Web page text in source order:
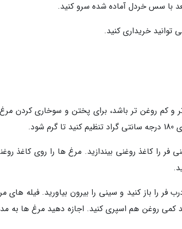
با سس خردل آماده شده سرو کنید.
خریداری کنید.
و کم روغن تر باشد، برای پختن و سوخاری کردن
را کاغذ روغنی بیندازید. مرغ ها را روی کاغذ
در طبقه بالای فر بگذارید. 8 دقیقه بعد، درب فر را باز کنید و سینی را بیرون بیاورید. فیله